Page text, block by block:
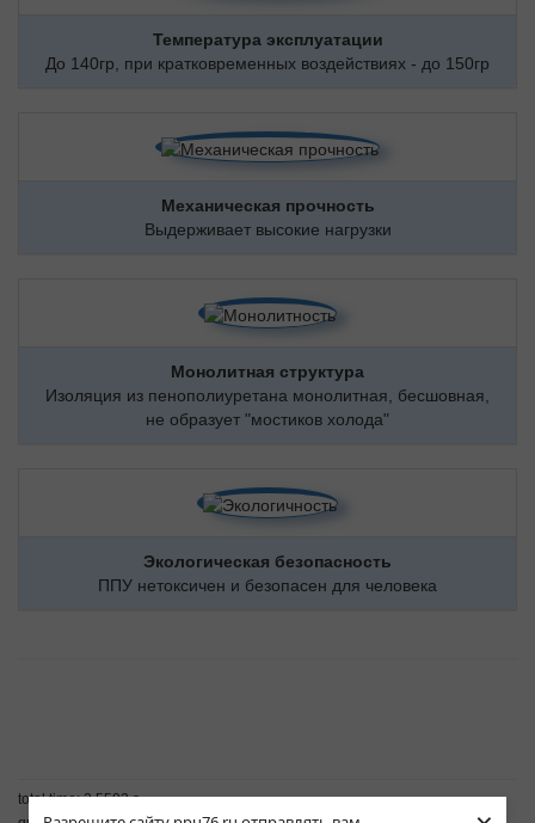
Температура эксплуатации
До 140гр, при кратковременных воздействиях - до 150гр
Механическая прочность
Выдерживает высокие нагрузки
Монолитная структура
Изоляция из пенополиуретана монолитная, бесшовная,
не образует "мостиков холода"
Экологическая безопасность
ППУ нетоксичен и безопасен для человека
total time: 2.5502 s